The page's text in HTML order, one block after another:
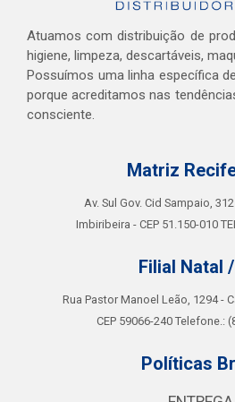
Atuamos com distribuição de
higiene, limpeza, descartáveis,
Possuímos uma linha específica
porque acreditamos nas
consciente.
Matriz
Av. Sul Gov. Cid Sampaio,
Imbiribeira - CEP 51.150-010
Filial Natal
Rua Pastor Manoel Leão, 1294 -
CEP 59066-240 Telefone.:
Políticas